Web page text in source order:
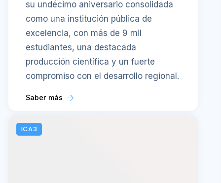
su undécimo aniversario consolidada
como una institución pública de
excelencia, con más de 9 mil
estudiantes, una destacada
producción científica y un fuerte
compromiso con el desarrollo regional.
Saber más
ICA3